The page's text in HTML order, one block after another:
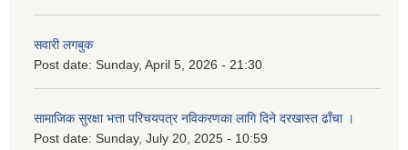
सवारी लगबुक
Post date: Sunday, April 5, 2026 - 21:30
सामाजिक सुरक्षा भत्ता परिचयपत्र नविकरणका लागि दिने दरखास्त ढाँचा ।
Post date: Sunday, July 20, 2025 - 10:59